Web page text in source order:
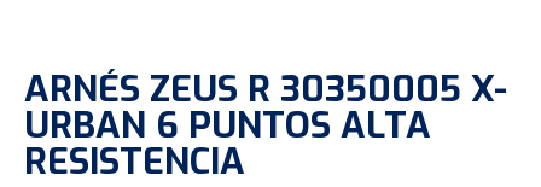
ARNÉS ZEUS R 30350005 X-
URBAN 6 PUNTOS ALTA
RESISTENCIA